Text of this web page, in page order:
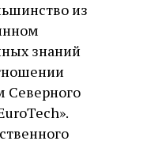
из
знаний
Северного